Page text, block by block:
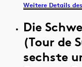
Weitere Details
Die
(Tour de
sechste